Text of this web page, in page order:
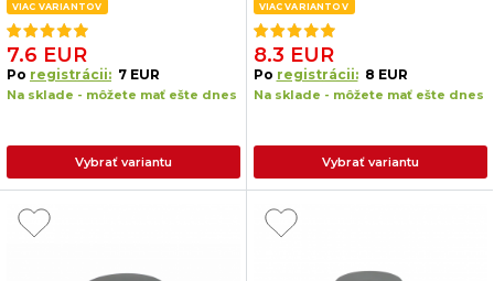
VIAC VARIANTOV
7.6 EUR
Po registrácii: 7 EUR
Na sklade - môžete mať ešte dnes
Vybrať variantu
VIAC VARIANTOV
8.3 EUR
Po registrácii: 8 EUR
Na sklade - môžete mať ešte dnes
Vybrať variantu